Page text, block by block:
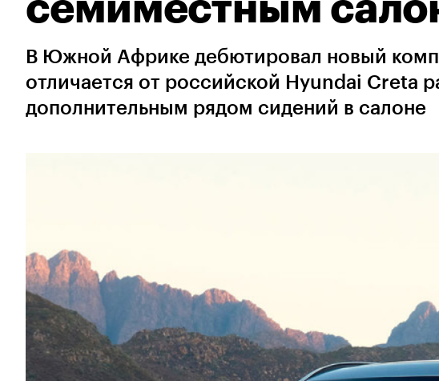
семиместным
В Южной Африке дебютировал новый
отличается от российской Hyundai Creta
дополнительным рядом сидений в салоне